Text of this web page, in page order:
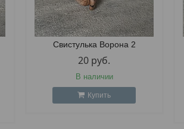
Свистулька Ворона 2
20 руб.
В наличии
Купить